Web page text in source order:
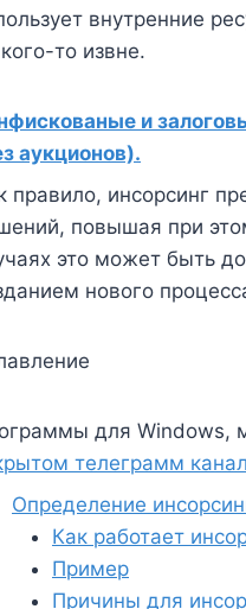
внутренние
то извне.
и
аукционов).
правило, инсорсинг
повышая при
это может быть
нового
для Windows,
телеграмм
Определение
Как работает
Пример
Причины для